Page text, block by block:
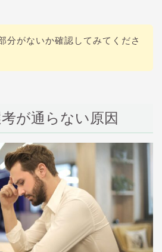
分がないか確認してみてくださ
が通らない原因